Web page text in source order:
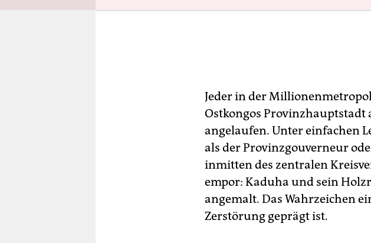
Jeder in der
Ostkongos
angelaufen. Unter einfachen
als der Provinzgouverneur
inmitten des zentralen
empor: Kaduha und sein
angemalt. Das Wahrzeichen
Zerstörung geprägt ist.